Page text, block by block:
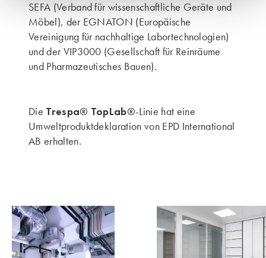
SEFA (Verband für wissenschaftliche Geräte und
Möbel), der EGNATON (Europäische
Vereinigung für nachhaltige Labortechnologien)
und der VIP3000 (Gesellschaft für Reinräume
und Pharmazeutisches Bauen).
Die Trespa® TopLab®-Linie hat eine
Umweltproduktdeklaration von EPD International
AB erhalten.